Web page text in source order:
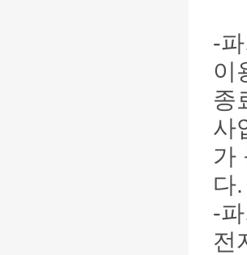
-
이
종
사
가
다.
-
전